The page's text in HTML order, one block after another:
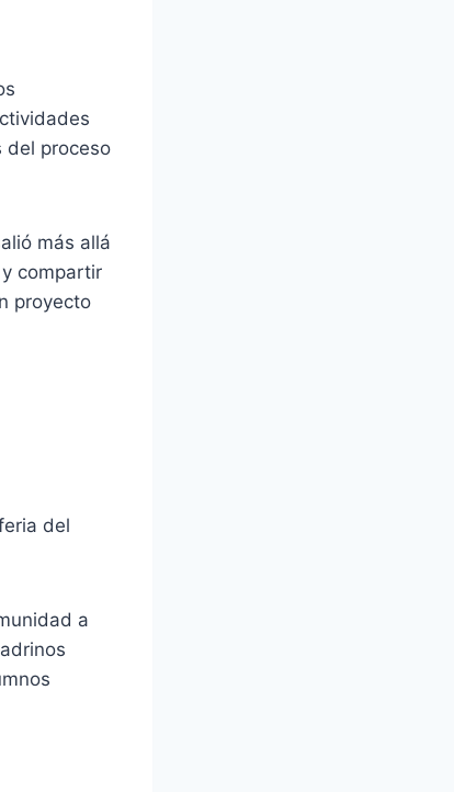
del proceso
más allá
compartir
proyecto
del
a